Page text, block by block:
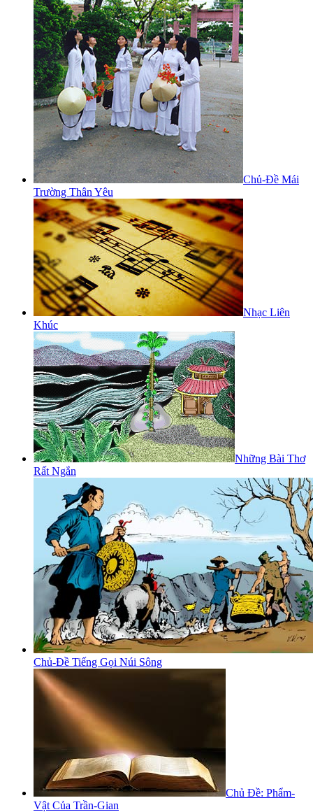
Chủ-Đề Mái
Trường Thân Yêu
Nhạc Liên
Khúc
Những Bài Thơ
Rất Ngắn
Chủ-Đề Tiếng Gọi Núi Sông
Chủ Đề: Phẩm-
Vật Của Trần-Gian